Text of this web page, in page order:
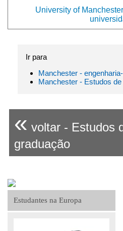
Estudantes na Europa
University of
Ir para
Manchester -
Manchester - Estudos
« voltar - Estudos
graduação